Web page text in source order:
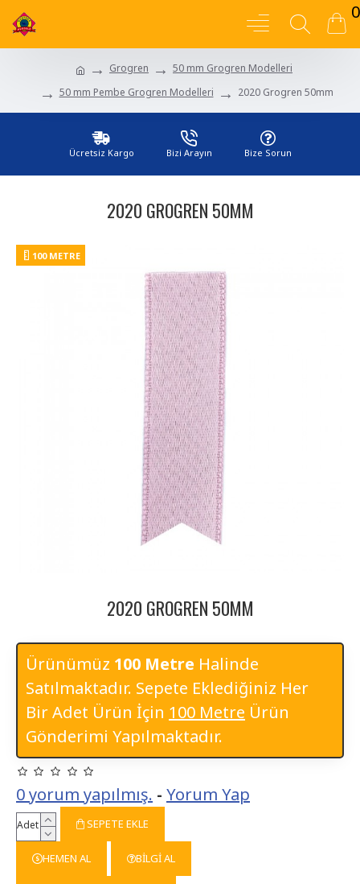
0
Grogren
50 mm Grogren Modelleri
50 mm Pembe Grogren Modelleri
2020 Grogren 50mm
Ücretsiz Kargo Bizi Arayın Bize Sorun
2020 GROGREN 50MM
100 METRE
2020 GROGREN 50MM
Ürünümüz 100 Metre Halinde
Satılmaktadır. Sepete Eklediğiniz Her
Bir Adet Ürün İçin 100 Metre Ürün
Gönderimi Yapılmaktadır.
0 yorum yapılmış. - Yorum Yap
Adet SEPETE EKLE
HEMEN AL BILGI AL